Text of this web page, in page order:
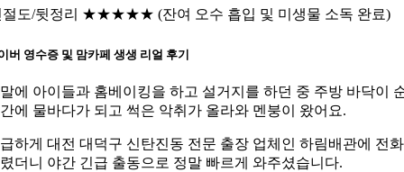
도/뒷정리 ★★★★★ (잔여 오수 흡입 및 미생물 소독 완료)
버 영수증 및 맘카페 생생 리얼 후기
에 아이들과 홈베이킹을 하고 설거지를 하던 중 주방 바닥이
에 물바다가 되고 썩은 악취가 올라와 멘붕이 왔어요.
하게 대전 대덕구 신탄진동 전문 출장 업체인 하림배관에 전
더니 야간 긴급 출동으로 정말 빠르게 와주셨습니다.